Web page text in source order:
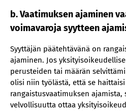
b. Vaatimuksen ajaminen
voimavaroja syytteen
Syyttäjän päätehtävänä on
ajaminen. Jos
perusteiden tai määrän
olisi niin työlästä, että se
rangaistusvaatimuksen ajamista,
velvollisuutta ottaa